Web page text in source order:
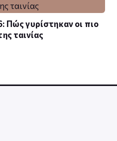
γυρίστηκαν οι πιο
ταινίας